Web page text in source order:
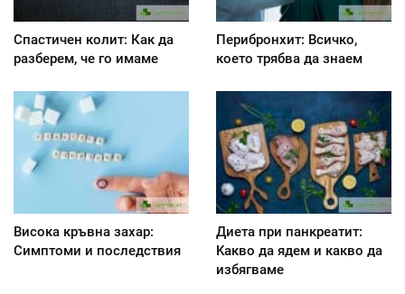
Спастичен колит: Как да
разберем, че го имаме
Перибронхит: Всичко,
което трябва да знаем
Висока кръвна захар:
Симптоми и последствия
Диета при панкреатит:
Kакво да ядем и какво да
избягваме